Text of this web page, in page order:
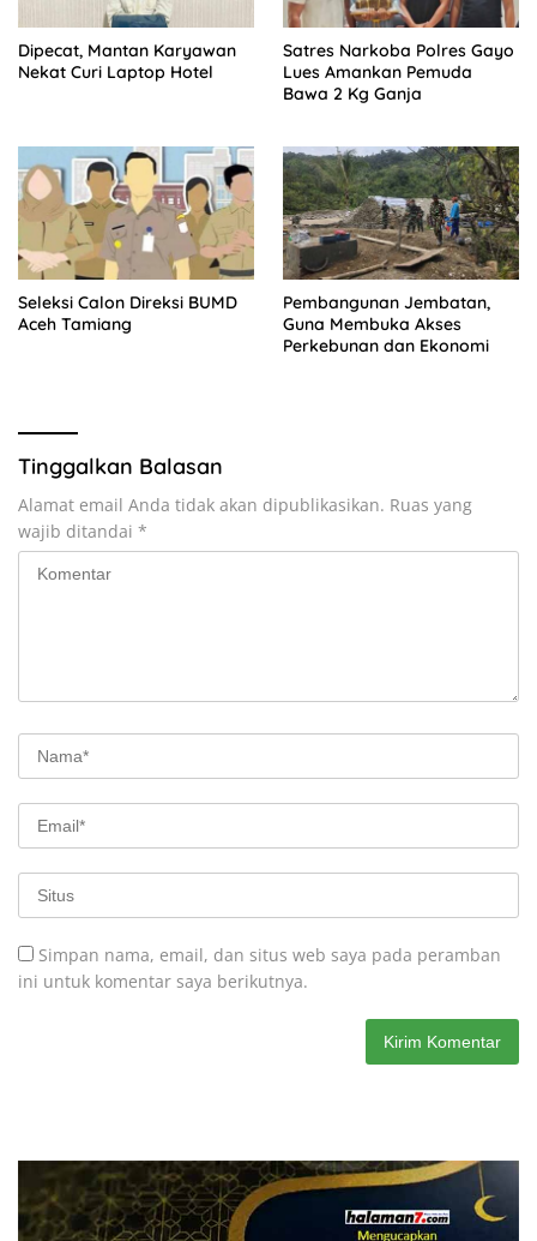
Dipecat, Mantan Karyawan
Nekat Curi Laptop Hotel
Satres Narkoba Polres Gayo
Lues Amankan Pemuda
Bawa 2 Kg Ganja
Seleksi Calon Direksi BUMD
Aceh Tamiang
Pembangunan Jembatan,
Guna Membuka Akses
Perkebunan dan Ekonomi
Tinggalkan Balasan
Alamat email Anda tidak akan dipublikasikan. Ruas yang
wajib ditandai *
Simpan nama, email, dan situs web saya pada peramban
ini untuk komentar saya berikutnya.